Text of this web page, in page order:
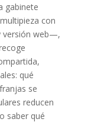
gabinete
con
versión web—,
qué
se
reducen
saber qué